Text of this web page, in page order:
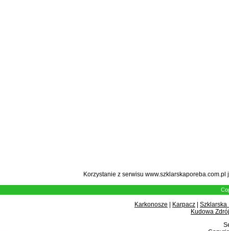
Korzystanie z serwisu
Karkonosze Karpacz
Szklarska
Kudowa